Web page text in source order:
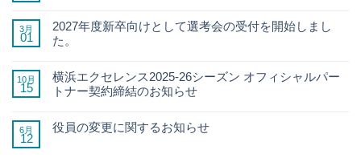
01
3月
2027年度新卒向けとして選考会の受付を開始しまし
た。
15
10月
横浜エクセレンス2025-26シーズン オフィシャルパー
トナー契約締結のお知らせ
12
6月 役員の変更に関するお知らせ